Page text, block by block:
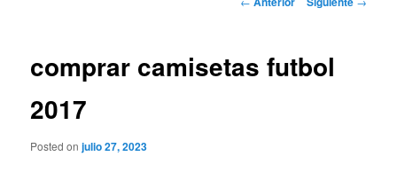
comprar camisetas futbol
2017
Posted onjulio 27, 2023